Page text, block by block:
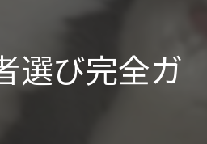
選び完全ガ